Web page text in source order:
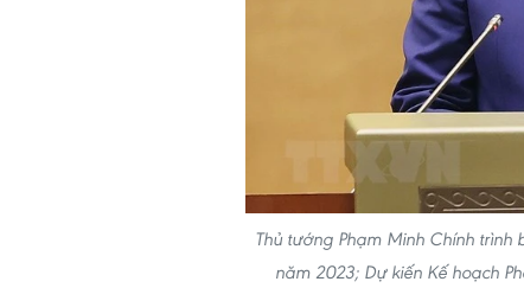
Thủ tướng Phạm Minh Chính trình
năm 2023; Dự kiến Kế hoạch